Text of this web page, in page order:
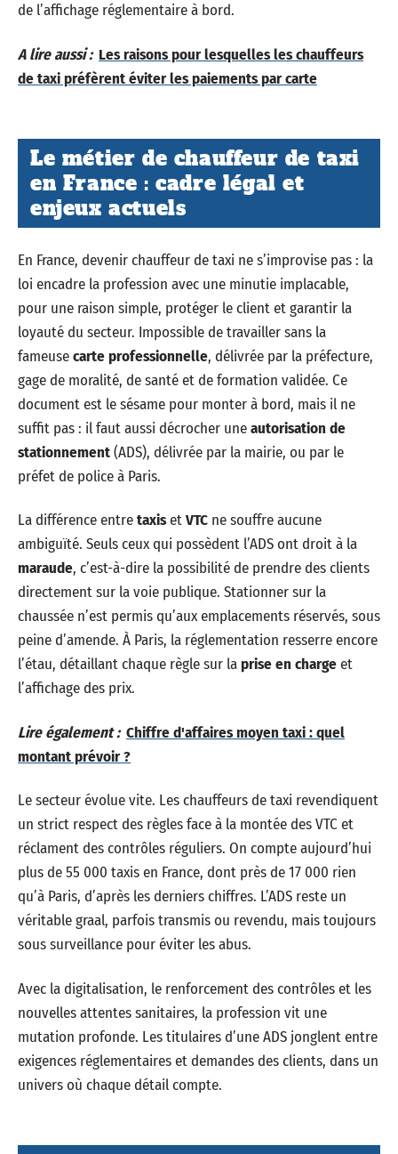
de l’affichage réglementaire à bord.
A lire aussi : Les raisons pour lesquelles les chauffeurs
de taxi préfèrent éviter les paiements par carte
Le métier de chauffeur de taxi
en France : cadre légal et
enjeux actuels
En France, devenir chauffeur de taxi ne s’improvise pas : la
loi encadre la profession avec une minutie implacable,
pour une raison simple, protéger le client et garantir la
loyauté du secteur. Impossible de travailler sans la
fameusecarte professionnelle, délivrée par la préfecture,
gage de moralité, de santé et de formation validée. Ce
document est le sésame pour monter à bord, mais il ne
suffit pas : il faut aussi décrocher uneautorisation de
stationnement(ADS), délivrée par la mairie, ou par le
préfet de police à Paris.
La différence entretaxisetVTC ne souffre aucune
ambiguïté. Seuls ceux qui possèdent l’ADS ont droit à la
maraude, c’est-à-dire la possibilité de prendre des clients
directement sur la voie publique. Stationner sur la
chaussée n’est permis qu’aux emplacements réservés, sous
peine d’amende. À Paris, la réglementation resserre encore
l’étau, détaillant chaque règle sur laprise en chargeet
l’affichage des prix.
Lire également : Chiffre d'affaires moyen taxi : quel
montant prévoir ?
Le secteur évolue vite. Les chauffeurs de taxi revendiquent
un strict respect des règles face à la montée des VTC et
réclament des contrôles réguliers. On compte aujourd’hui
plus de 55 000 taxis en France, dont près de 17 000 rien
qu’à Paris, d’après les derniers chiffres. L’ADS reste un
véritable graal, parfois transmis ou revendu, mais toujours
sous surveillance pour éviter les abus.
Avec la digitalisation, le renforcement des contrôles et les
nouvelles attentes sanitaires, la profession vit une
mutation profonde. Les titulaires d’une ADS jonglent entre
exigences réglementaires et demandes des clients, dans un
univers où chaque détail compte.